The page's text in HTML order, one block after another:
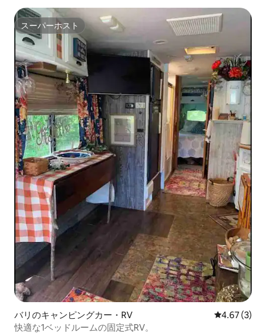
スーパーホスト
スーパーホスト
バリのキャンピングカー・RV レビュー3
4.67 (3)
快適な1ベッドルームの固定式RV。